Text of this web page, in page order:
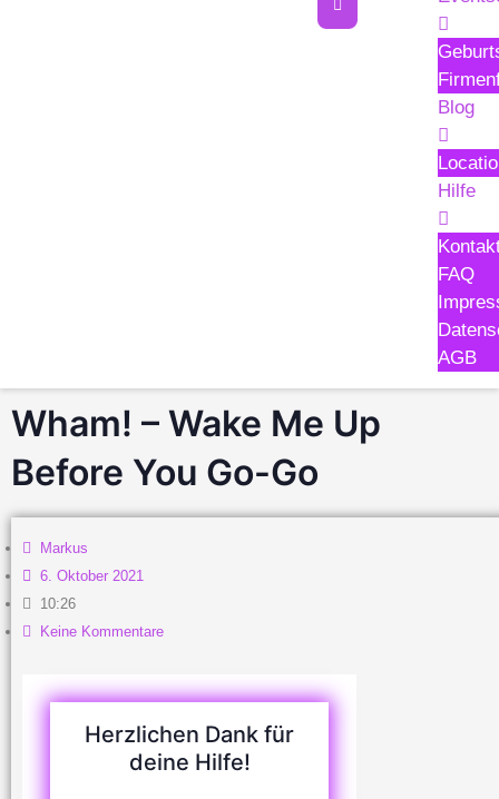
Blog
Hilfe
FAQ
AGB
Wham! – Wake Me Up
Before You Go-Go
Markus
6. Oktober 2021
10:26
Keine Kommentare
Herzlichen Dank für
deine Hilfe!